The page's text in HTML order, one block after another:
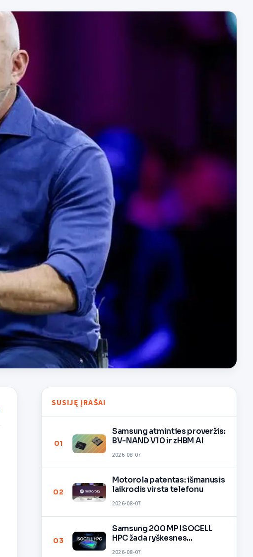
SUSIJĘ ĮRAŠAI
01
Samsung atminties proveržis:
BV-NAND V10 ir zHBM AI
2026-08-07
02
Motorola patentas: išmanusis
laikrodis virsta telefonu
2026-08-07
03
Samsung 200 MP ISOCELL
HPC žada ryškesnes
2026-08-07